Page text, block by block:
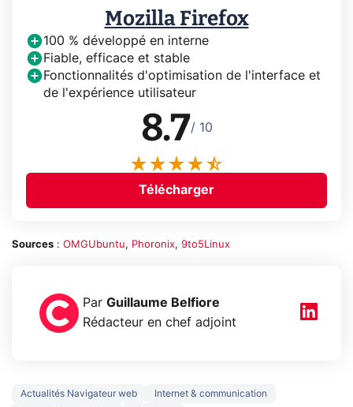
Mozilla Firefox
100 % développé en interne
Fiable, efficace et stable
Fonctionnalités d'optimisation de l'interface et
de l'expérience utilisateur
8.7/ 10
Télécharger
Sources : OMGUbuntu, Phoronix, 9to5Linux
Par Guillaume Belfiore
Rédacteur en chef adjoint
Actualités Navigateur web
Internet & communication